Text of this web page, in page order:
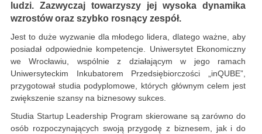
ludzi. Zazwyczaj towarzyszy jej wysoka dynamika
wzrostów oraz szybko rosnący zespół.
Jest to duże wyzwanie dla młodego lidera, dlatego ważne, aby
posiadał odpowiednie kompetencje. Uniwersytet Ekonomiczny
we Wrocławiu, wspólnie z działającym w jego ramach
Uniwersyteckim Inkubatorem Przedsiębiorczości „inQUBE”,
przygotował studia podyplomowe, których głównym celem jest
zwiększenie szansy na biznesowy sukces.
Studia Startup Leadership Program skierowane są zarówno do
osób rozpoczynających swoją przygodę z biznesem, jak i do